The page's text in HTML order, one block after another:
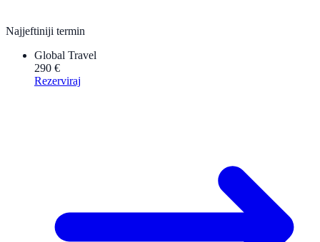
Najjeftiniji termin
Global Travel
290 €
Rezerviraj